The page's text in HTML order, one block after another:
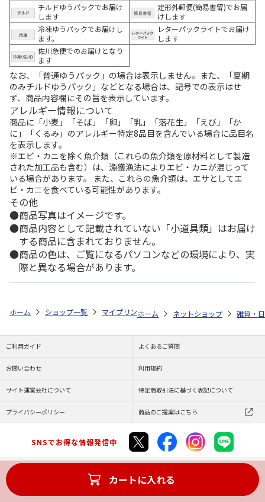
チルドゆうパックでお届け
します
定形外郵便(簡易書留)でお届
けします
冷凍ゆうパックでお届けし
ます。
レターパックライトでお届け
します
佐川急便でのお届けとなり
ます
なお、「普通ゆうパック」の場合は表示しません。また、「夏期
のみチルドゆうパック」などとなる場合は、記号での表示はせ
ず、商品内容欄にその旨を表示しています。
アレルギー情報について
商品に「小麦」「そば」「卵」「乳」「落花生」「えび」「か
に」「くるみ」のアレルギー特定8品目を含んでいる場合に品目名
を表示します。
※エビ・カニを除く魚介類（これらの魚介類を原材料として製造
された加工品も含む）は、漁獲漁法によりエビ・カニが混じって
いる場合があります。 また、これらの魚介類は、エサとしてエ
ビ・カニを食べている可能性があります。
その他
商品写真はイメージです。
商品内容として記載されていない「小道具類」はお届け
する商品に含まれておりません。
商品の色は、ご覧になるパソコンなどの環境により、実
際と異なる場合があります。
カートに入れる
ホーム ショップ一覧 マイプリント シルエットプレート【チワワ
ホーム ネットショップ 雑貨・
ご利用ガイド よくあるご質問
お問い合わせ 利用規約
サイト運営会社について 特定商取引法に基づく表記について
プライバシーポリシー 商品のご提案はこちら
SNSでお得な情報発信中